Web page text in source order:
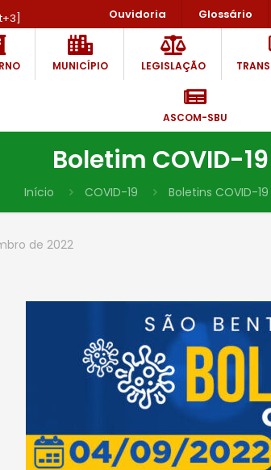
Ouvidoria Glossário
MUNICÍPIO LEGISLAÇÃO
ASCOM-SBU
Boletim COVID-
Início COVID-19 Boletins COVID-19
de 2022